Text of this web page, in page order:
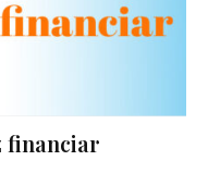
financiar